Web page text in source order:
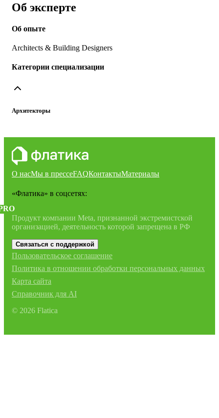
Об эксперте
Об опыте
Architects & Building Designers
Категории специализации
Архитекторы
О насМы в прессеFAQКонтактыМатериалы
«Флатика» в соцсетях:
Продукт компании Meta, признанной экстремистской
организацией, деятельность которой запрещена в РФ
Связаться с поддержкой
Пользовательское соглашение
Политика в отношении обработки персональных данных
Карта сайта
Справочник для AI
© 2026 Flatica